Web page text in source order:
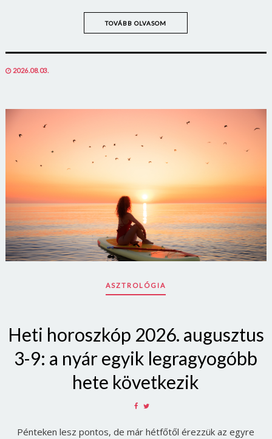
TOVÁBB OLVASOM
POSTED
2026.08.03.
ASZTROLÓGIA
Heti horoszkóp 2026. augusztus
3-9: a nyár egyik legragyogóbb
hete következik
SHARE
FACEBOOK
TWITTER
Pénteken lesz pontos, de már hétfőtől érezzük az egyre